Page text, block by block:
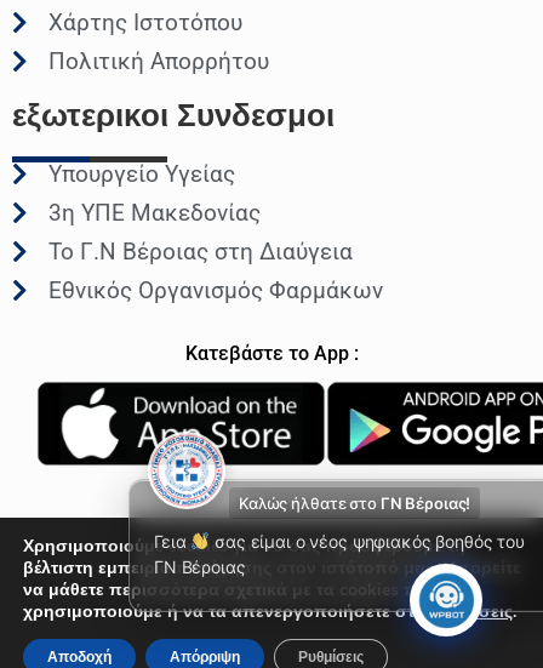
Χάρτης Ιστοτόπου
Πολιτική Απορρήτου
εξωτερικοι Συνδεσμοι
Υπουργείο Υγείας
3η ΥΠΕ Μακεδονίας
Το Γ.Ν Βέροιας στη Διαύγεια
Εθνικός Οργανισμός Φαρμάκων
Κατεβάστε το App :
© Γενικό Νοσοκομείο Βέροιας 2026
Καλώς ήλθατε στο ΓΝ Βέροιας!
Γεια
σας είμαι ο νέος ψηφιακός βοηθός του
ΓΝ Βέροιας
Χρησιμοποιούμε cookies για να σας προσφέρουμε τη
βέλτιστη εμπειρία πλοήγησης στον ιστότοπό μας. Μπορείτε
να μάθετε περισσότερα σχετικά με τα cookies που
χρησιμοποιούμε ή να τα απενεργοποιήσετε στιςΡυθμίσεις.
Αποδοχή Απόρριψη Ρυθμίσεις